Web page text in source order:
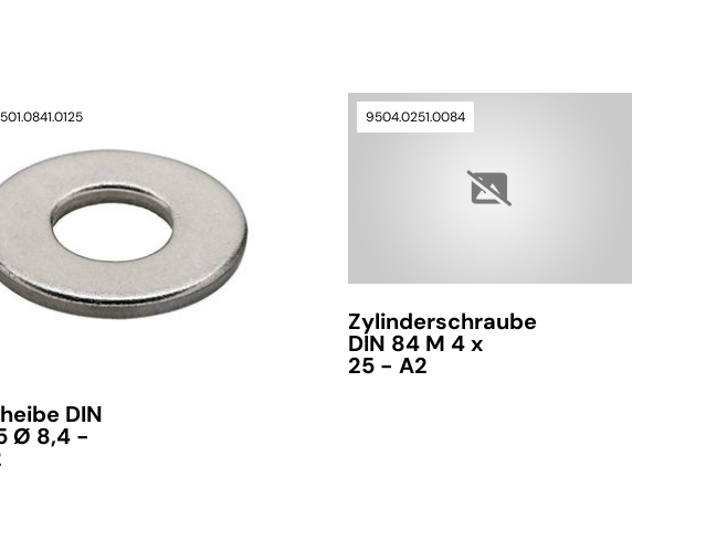
auf Anfrage
DIN
Ø 8,4 -
9504.0251.0084
Zylinderschraube
DIN 84 M 4 x
25 - A2